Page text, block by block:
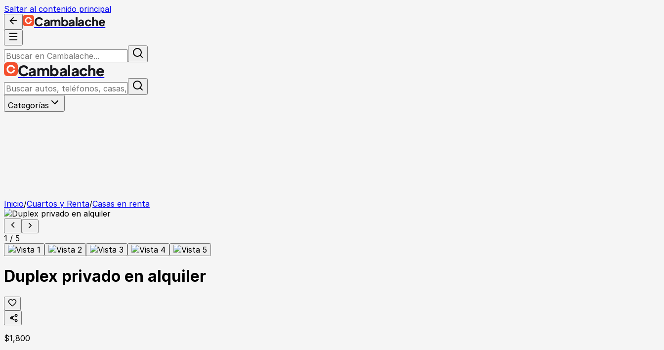
Saltar al contenido principal
Cambalache
Cambalache
Categorías
Inicio/Cuartos y Renta/Casas en renta
1 / 5
Duplex privado en alquiler
$1,800